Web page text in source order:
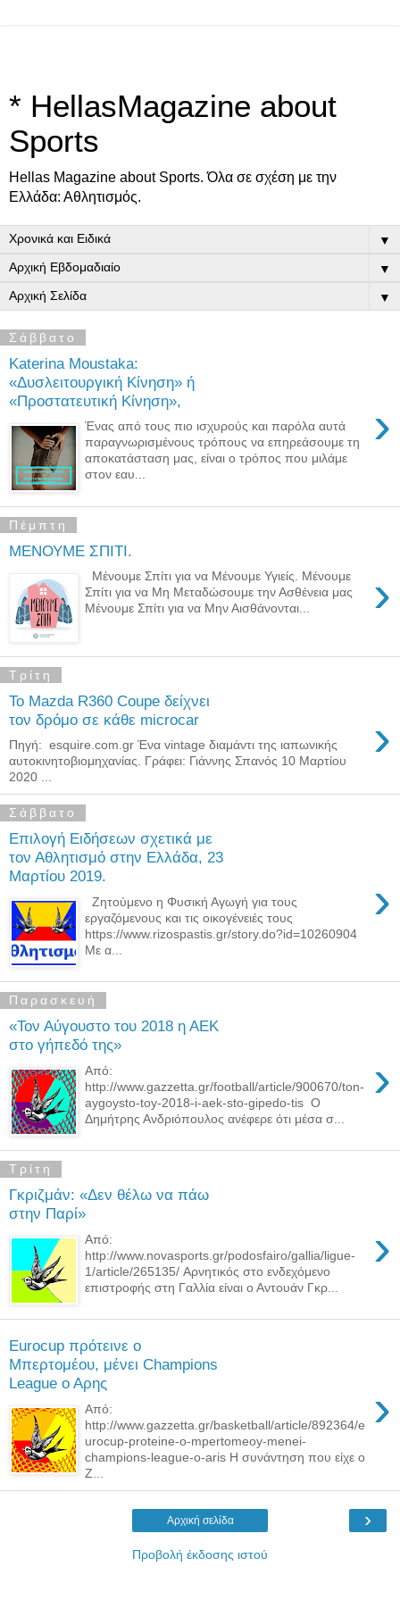
* HellasMagazine about
Sports
Ηellas Μagazine about Sports. Όλα σε σχέση με την
Ελλάδα: Αθλητισμός.
▼
▼
▼
Σάββατο
Katerina Moustaka:
«Δυσλειτουργική Κίνηση» ή
«Προστατευτική Κίνηση»,
›
Ένας από τους πιο ισχυρούς και παρόλα αυτά
παραγνωρισμένους τρόπους να επηρεάσουμε τη
αποκατάσταση μας, είναι ο τρόπος που μιλάμε
στον εαυ...
Πέμπτη
ΜΕΝΟΥΜΕ ΣΠΙΤΙ.
›
Μένουμε Σπίτι για να Μένουμε Υγιείς. Μένουμε
Σπίτι για να Μη Μεταδώσουμε την Ασθένεια μας
Μένουμε Σπίτι για να Μην Αισθάνονται...
Τρίτη
Το Mazda R360 Coupe δείχνει
τον δρόμο σε κάθε microcar
›
Πηγή: esquire.com.gr Ένα vintage διαμάντι της ιαπωνικής
αυτοκινητοβιομηχανίας. Γράφει: Γιάννης Σπανός 10 Μαρτίου
2020 ...
Σάββατο
Επιλογή Ειδήσεων σχετικά με
τον Αθλητισμό στην Ελλάδα, 23
Μαρτίου 2019.
›
Ζητούμενο η Φυσική Αγωγή για τους
εργαζόμενους και τις οικογένειές τους
https://www.rizospastis.gr/story.do?id=10260904
Με α...
Παρασκευή
«Τον Αύγουστο του 2018 η ΑΕΚ
στο γήπεδό της»
›
Από:
http://www.gazzetta.gr/football/article/900670/ton-
aygoysto-toy-2018-i-aek-sto-gipedo-tis Ο
Δημήτρης Ανδριόπουλος ανέφερε ότι μέσα σ...
Τρίτη
Γκριζμάν: «Δεν θέλω να πάω
στην Παρί»
›
Από:
http://www.novasports.gr/podosfairo/gallia/ligue-
1/article/265135/ Αρνητικός στο ενδεχόμενο
επιστροφής στη Γαλλία είναι ο Αντουάν Γκρ...
Eurocup πρότεινε ο
Μπερτομέου, μένει Champions
League ο Αρης
›
Από:
http://www.gazzetta.gr/basketball/article/892364/e
urocup-proteine-o-mpertomeoy-menei-
champions-league-o-aris Η συνάντηση που είχε ο
Ζ...
›
Αρχική σελίδα
Προβολή έκδοσης ιστού